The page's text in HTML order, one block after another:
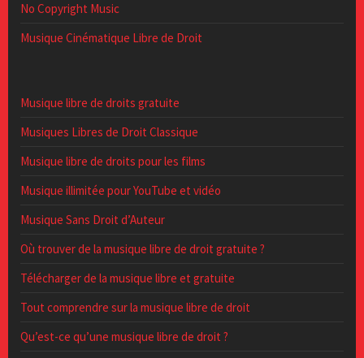
No Copyright Music
Musique Cinématique Libre de Droit
Musique libre de droits gratuite
Musiques Libres de Droit Classique
Musique libre de droits pour les films
Musique illimitée pour YouTube et vidéo
Musique Sans Droit d’Auteur
Où trouver de la musique libre de droit gratuite ?
Télécharger de la musique libre et gratuite
Tout comprendre sur la musique libre de droit
Qu’est-ce qu’une musique libre de droit ?